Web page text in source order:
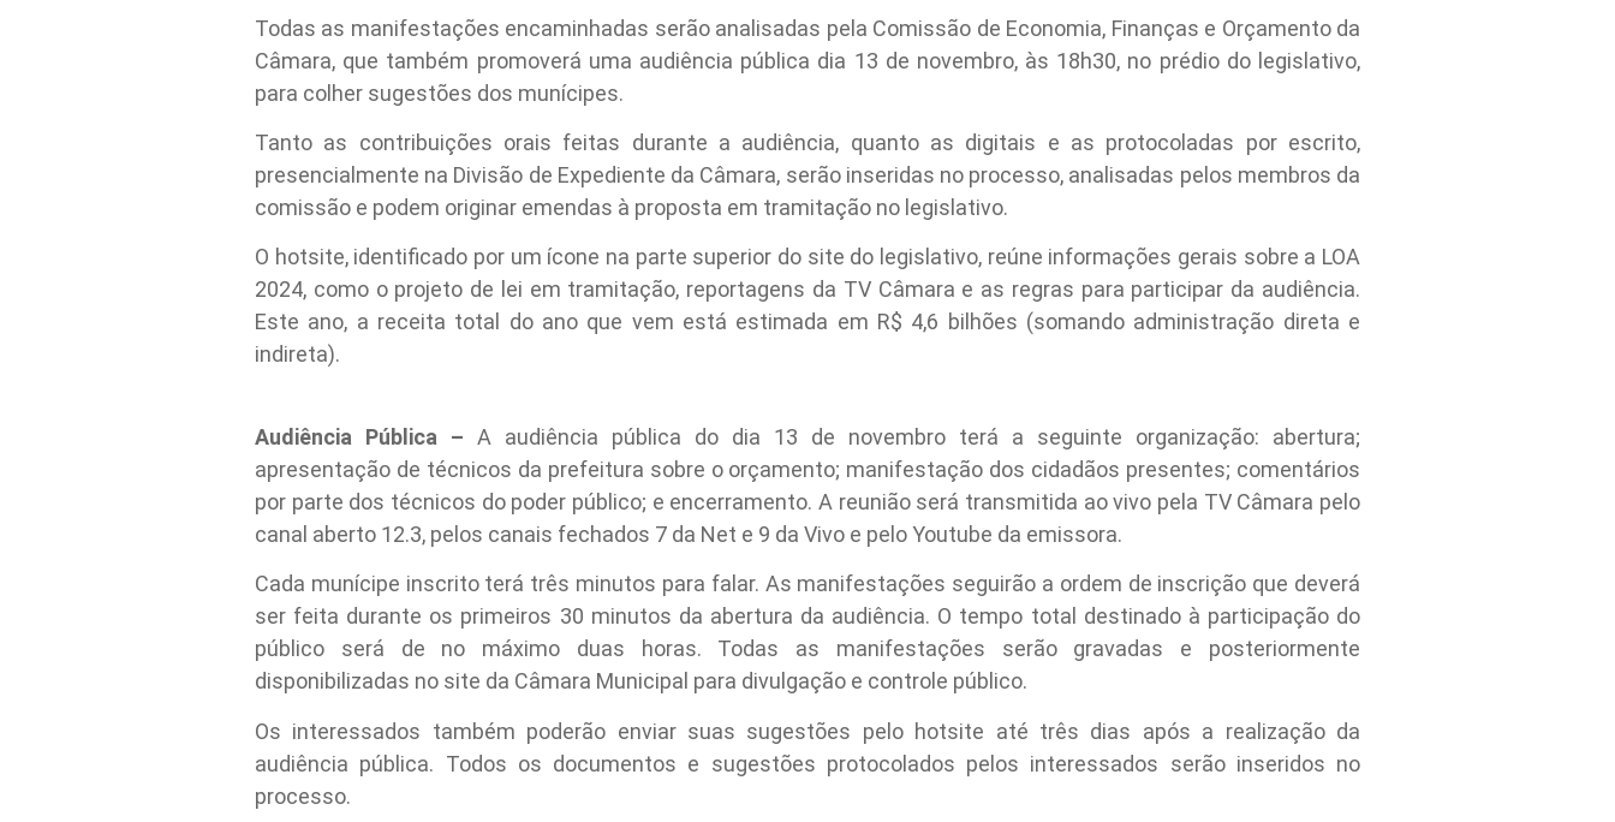
Todas as manifestações encaminhadas serão analisadas pela Comissão de Economia, Finanças e Orçamento da
Câmara, que também promoverá uma audiência pública dia 13 de novembro, às 18h30, no prédio do legislativo,
para colher sugestões dos munícipes.
Tanto as contribuições orais feitas durante a audiência, quanto as digitais e as protocoladas por escrito,
presencialmente na Divisão de Expediente da Câmara, serão inseridas no processo, analisadas pelos membros da
comissão e podem originar emendas à proposta em tramitação no legislativo.
O hotsite, identificado por um ícone na parte superior do site do legislativo, reúne informações gerais sobre a LOA
2024, como o projeto de lei em tramitação, reportagens da TV Câmara e as regras para participar da audiência.
Este ano, a receita total do ano que vem está estimada em R$ 4,6 bilhões (somando administração direta e
indireta).
Audiência Pública – A audiência pública do dia 13 de novembro terá a seguinte organização: abertura;
apresentação de técnicos da prefeitura sobre o orçamento; manifestação dos cidadãos presentes; comentários
por parte dos técnicos do poder público; e encerramento. A reunião será transmitida ao vivo pela TV Câmara pelo
canal aberto 12.3, pelos canais fechados 7 da Net e 9 da Vivo e pelo Youtube da emissora.
Cada munícipe inscrito terá três minutos para falar. As manifestações seguirão a ordem de inscrição que deverá
ser feita durante os primeiros 30 minutos da abertura da audiência. O tempo total destinado à participação do
público será de no máximo duas horas. Todas as manifestações serão gravadas e posteriormente
disponibilizadas no site da Câmara Municipal para divulgação e controle público.
Os interessados também poderão enviar suas sugestões pelo hotsite até três dias após a realização da
audiência pública. Todos os documentos e sugestões protocolados pelos interessados serão inseridos no
processo.